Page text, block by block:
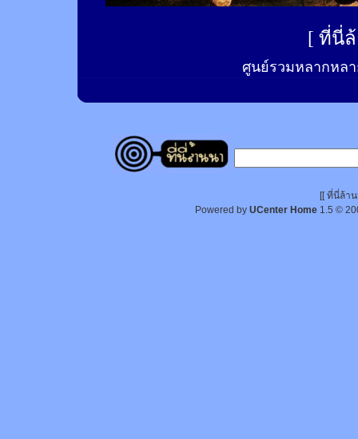
[ ที่นี่
ศูนย์รวมหลากหลา
[[ ที่นี่ล้า
Powered by UCenter Home 1.5 ©